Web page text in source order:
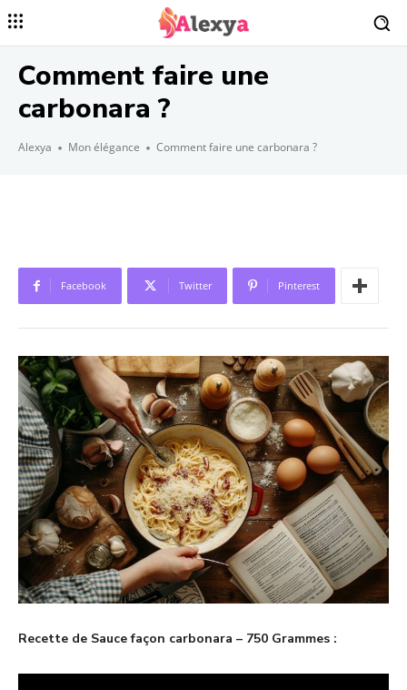
Comment faire une
carbonara ?
Alexya Mon élégance Comment faire une carbonara ?
Facebook Twitter Pinterest
Recette de Sauce façon carbonara – 750 Grammes :